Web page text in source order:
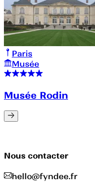
Paris
Musée
Musée Rodin
Nous contacter
hello@fyndee.fr